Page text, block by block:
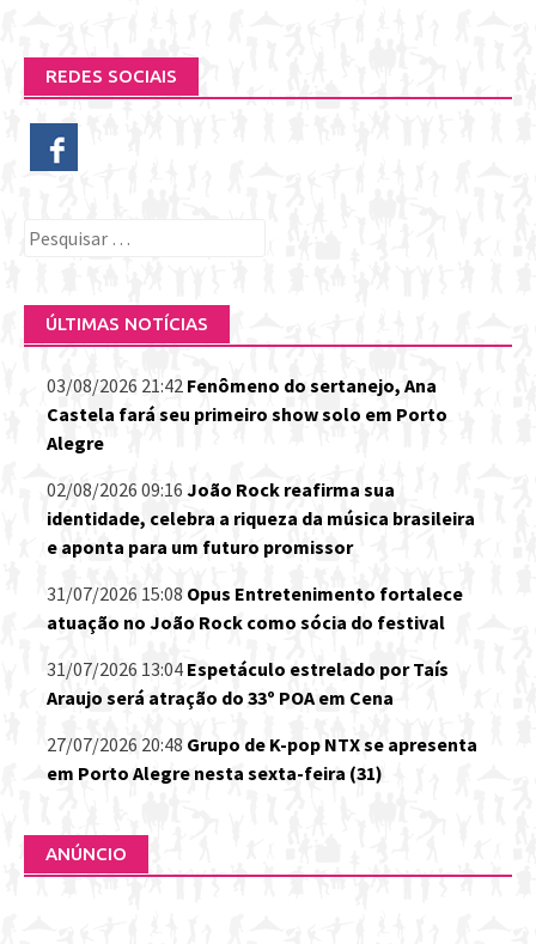
REDES SOCIAIS
Pesquisar
ÚLTIMAS NOTÍCIAS
03/08/2026 21:42 Fenômeno do sertanejo, Ana
Castela fará seu primeiro show solo em Porto
Alegre
02/08/2026 09:16 João Rock reafirma sua
identidade, celebra a riqueza da música brasileira
e aponta para um futuro promissor
31/07/2026 15:08 Opus Entretenimento fortalece
atuação no João Rock como sócia do festival
31/07/2026 13:04 Espetáculo estrelado por Taís
Araujo será atração do 33º POA em Cena
27/07/2026 20:48 Grupo de K-pop NTX se apresenta
em Porto Alegre nesta sexta-feira (31)
ANÚNCIO